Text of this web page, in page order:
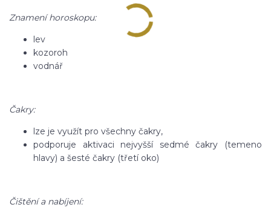
Znamení horoskopu:
lev
kozoroh
vodnář
Čakry:
lze je využít pro všechny čakry,
podporuje aktivaci nejvyšší sedmé čakry (temeno
hlavy) a šesté čakry (třetí oko)
Čištění a nabíjení: